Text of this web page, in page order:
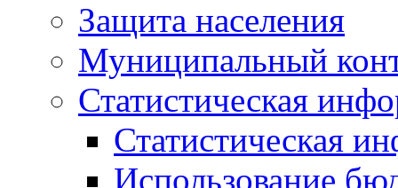
Защита населения
Муниципальный
Статистическая
Статистическая
Использование